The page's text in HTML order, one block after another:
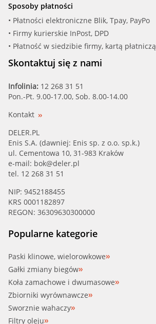
Sposoby płatności
• Płatności elektroniczne Blik, Tpay, PayPo
• Firmy kurierskie InPost, DPD
• Płatność w siedzibie firmy, kartą płatniczą
Skontaktuj się z nami
Infolinia: 12 268 31 51
Pon.-Pt. 9.00-17.00, Sob. 8.00-14.00
Kontakt
DELER.PL
Enis S.A. (dawniej: Enis sp. z o.o. sp.k.)
ul. Cementowa 10, 31-983 Kraków
e-mail: bok@deler.pl
tel. 12 268 31 51
NIP: 9452188455
KRS 0001182897
REGON: 36309630300000
Popularne kategorie
Paski klinowe, wielorowkowe
Gałki zmiany biegów
Koła zamachowe i dwumasowe
Zbiorniki wyrównawcze
Sworznie wahaczy
Filtry oleju